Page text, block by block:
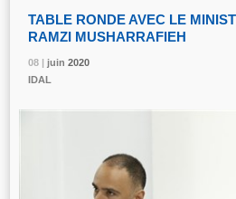
08 | juin 2020
TABLE RONDE AVEC LE
RAMZI MUSHARRAFIEH
08 | juin 2020
IDAL
08 | juin 2020
08 | juin 2020